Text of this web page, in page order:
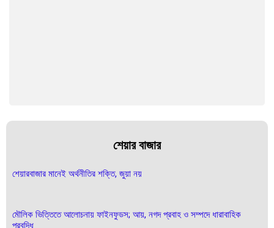
শেয়ার বাজার
শেয়ারবাজার মানেই অর্থনীতির শক্তি, জুয়া নয়
মৌলিক ভিত্তিতে আলোচনায় ফাইনফুডস; আয়, নগদ প্রবাহ ও সম্পদে ধারাবাহিক
প্রবৃদ্ধি